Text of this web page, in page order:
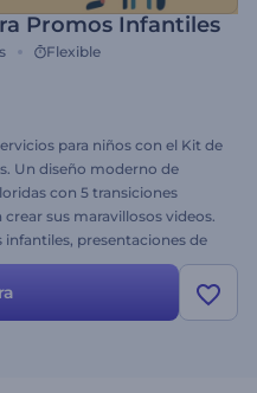
Promos Infantiles
Flexible
para niños con el Kit de
Un diseño moderno de
con 5 transiciones
sus maravillosos videos.
presentaciones de
videos de jardín de
de fotos para niños y muchos
con sus archivos y textos